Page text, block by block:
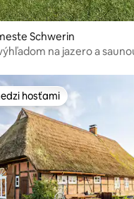
Schwerin
na jazero a
hosťami
hosťami